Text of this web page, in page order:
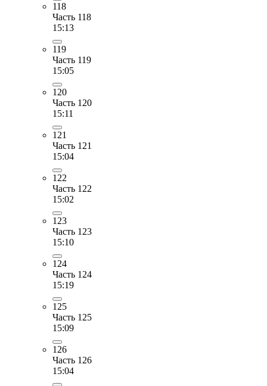
118
Часть 118
15:13
119
Часть 119
15:05
120
Часть 120
15:11
121
Часть 121
15:04
122
Часть 122
15:02
123
Часть 123
15:10
124
Часть 124
15:19
125
Часть 125
15:09
126
Часть 126
15:04